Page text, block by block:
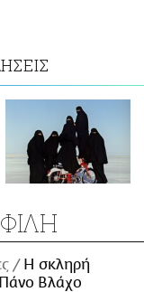
H σκληρή
Πάνο Βλάχο